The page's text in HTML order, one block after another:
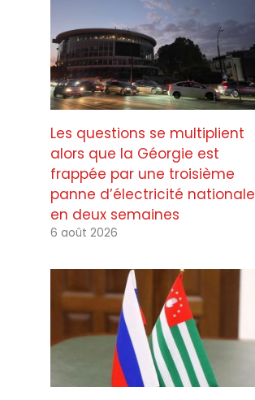
Les questions se multiplient
alors que la Géorgie est
frappée par une troisième
panne d’électricité nationale
en deux semaines
6 août 2026